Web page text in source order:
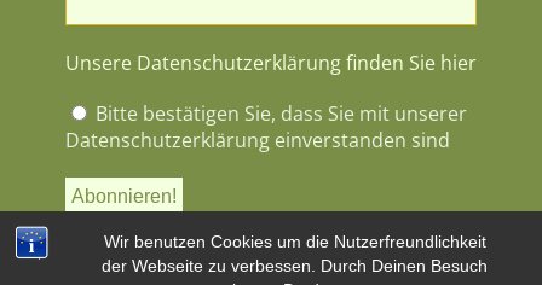
Wir benutzen Cookies um die Nutzerfreundlichkeit
der Webseite zu verbessen. Durch Deinen Besuch
Unsere Datenschutzerklärung finden Sie hier
Bitte bestätigen Sie, dass Sie mit unserer
Datenschutzerklärung einverstanden sind